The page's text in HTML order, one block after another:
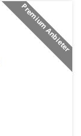
Premium Anbieter